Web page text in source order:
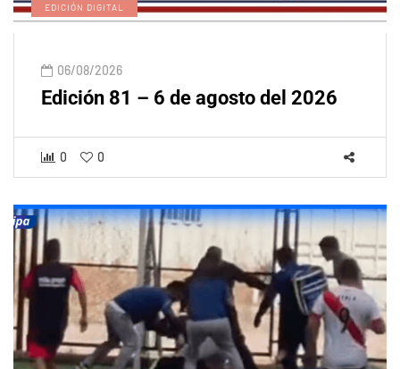
EDICIÓN DIGITAL
06/08/2026
Edición 81 – 6 de agosto del 2026
0 0